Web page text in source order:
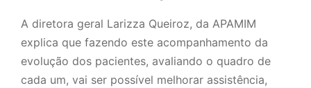
A diretora geral Larizza Queiroz, da APAMIM
explica que fazendo este acompanhamento da
evolução dos pacientes, avaliando o quadro de
cada um, vai ser possível melhorar assistência,